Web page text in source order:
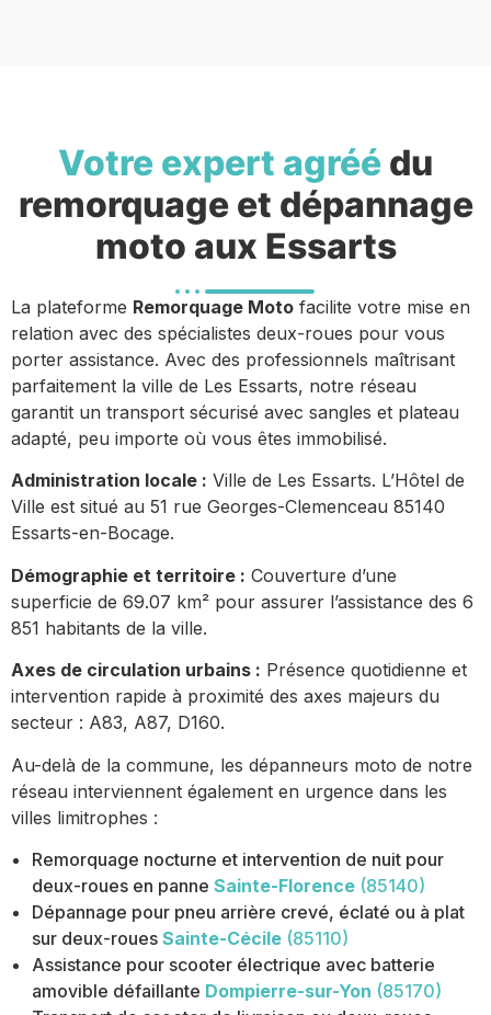
Votre expert agréé du
remorquage et dépannage
moto aux Essarts
La plateforme Remorquage Moto facilite votre mise en
relation avec des spécialistes deux-roues pour vous
porter assistance. Avec des professionnels maîtrisant
parfaitement la ville de Les Essarts, notre réseau
garantit un transport sécurisé avec sangles et plateau
adapté, peu importe où vous êtes immobilisé.
Administration locale : Ville de Les Essarts. L’Hôtel de
Ville est situé au 51 rue Georges-Clemenceau 85140
Essarts-en-Bocage.
Démographie et territoire : Couverture d’une
superficie de 69.07 km² pour assurer l’assistance des 6
851 habitants de la ville.
Axes de circulation urbains : Présence quotidienne et
intervention rapide à proximité des axes majeurs du
secteur : A83, A87, D160.
Au-delà de la commune, les dépanneurs moto de notre
réseau interviennent également en urgence dans les
villes limitrophes :
Remorquage nocturne et intervention de nuit pour
deux-roues en panne Sainte-Florence (85140)
Dépannage pour pneu arrière crevé, éclaté ou à plat
sur deux-roues Sainte-Cécile (85110)
Assistance pour scooter électrique avec batterie
amovible défaillante Dompierre-sur-Yon (85170)